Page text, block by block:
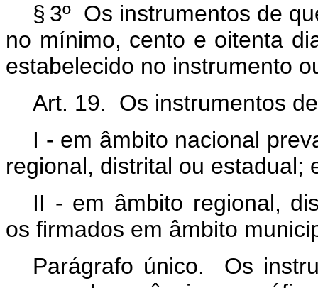
§ 3º Os instrumentos de
no mínimo, cento e oitenta
estabelecido no instrumento
Art. 19. Os instrumentos
I - em âmbito nacional
regional, distrital ou estadual;
II - em âmbito regional,
os firmados em âmbito
Parágrafo único. Os